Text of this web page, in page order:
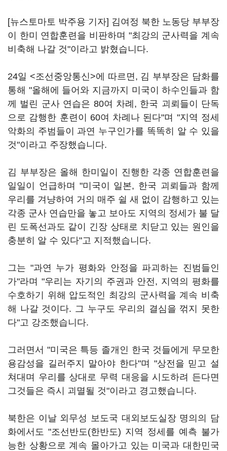
[뉴스토마토 박주용 기자] 김여정 북한 노동당 부부장
이 한미 연합훈련을 비판하며 "최강의 군사력을 계속
비축해 나갈 것"이라고 밝혔습니다.
24일 <조선중앙통신>에 따르면, 김 부부장은 담화를
통해 "올해에 들어와 지금까지 미국이 하수인들과 함
께 벌린 군사 연습은 80여 차례, 한국 괴뢰들이 단독
으로 감행한 훈련이 60여 차례나 된다"며 "지역 정세
악화의 주범들이 과연 누구인가를 똑똑히 알 수 있을
것"이라고 주장했습니다.
김 부부장은 올해 한미일이 진행한 각종 연합훈련을
일일이 언급하며 "미국이 일본, 한국 괴뢰들과 함께
우리를 겨냥하여 거의 매주 쉴 새 없이 감행하고 있는
각종 군사 연습만을 놓고 보아도 지역의 정세가 불 달
린 도폭선과도 같이 긴장 상태로 치닫고 있는 원인을
충분히 알 수 있다"고 지적했습니다.
그는 "과연 누가 평화와 안정을 파괴하는 진범들인
가"라며 "우리는 자기의 주권과 안전, 지역의 평화를
수호하기 위해 압도적인 최강의 군사력을 계속 비축
해 나갈 것이다. 그 누구도 우리의 결심을 꺾지 못한
다"고 강조했습니다.
그러면서 "미국은 특등 졸개인 한국 것들에게 무모한
용감성을 길러주지 말아야 한다"며 "상전을 믿고 설
쳐대며 우리를 상대로 무력 대응을 시도하려 든다면
그것들은 즉시 괴멸될 것"이라고 경고했습니다.
북한은 이날 외무성 보도국 대외보도실장 명의의 담
화에서도 "조선반도(한반도) 지역 정세를 예측 불가
능한 상황으로 계속 몰아가고 있는 미국과 대한민국